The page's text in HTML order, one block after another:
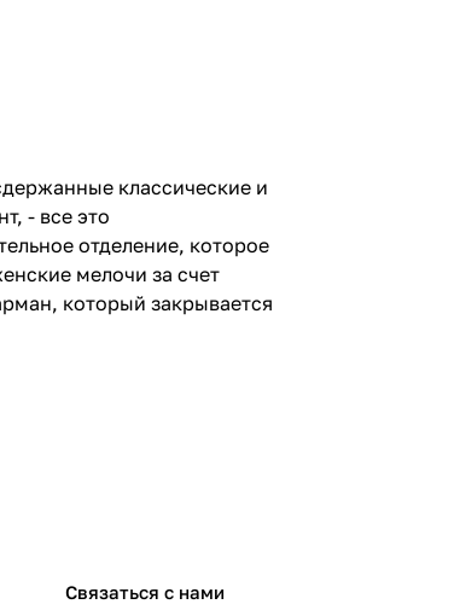
классические и
- все это
отделение, которое
мелочи за счет
который закрывается
Связаться с нами